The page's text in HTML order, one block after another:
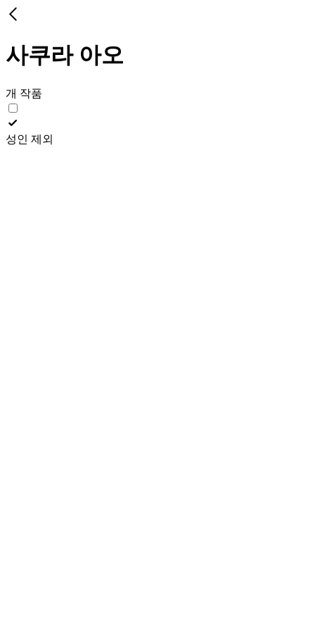
사쿠라 아오
개 작품
성인 제외